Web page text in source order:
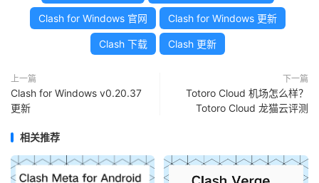
Clash for Windows 官网 Clash for Windows 更新
Clash 下载 Clash 更新
上一篇
Clash for Windows v0.20.37
更新
下一篇
Totoro Cloud 机场怎么样？
Totoro Cloud 龙猫云评测
相关推荐